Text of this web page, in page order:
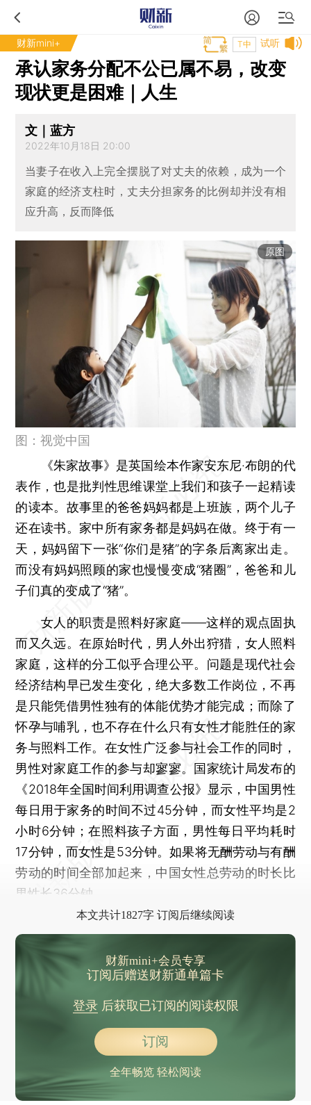
财新mini+ 试听
T中
承认家务分配不公已属不易，改变
现状更是困难｜人生
文｜蓝方
2022年10月18日 20:00
当妻子在收入上完全摆脱了对丈夫的依赖，成为一个
家庭的经济支柱时，丈夫分担家务的比例却并没有相
应升高，反而降低
原图
图：视觉中国
《朱家故事》是英国绘本作家安东尼·布朗的代
表作，也是批判性思维课堂上我们和孩子一起精读
的读本。故事里的爸爸妈妈都是上班族，两个儿子
还在读书。家中所有家务都是妈妈在做。终于有一
天，妈妈留下一张“你们是猪”的字条后离家出走。
而没有妈妈照顾的家也慢慢变成“猪圈”，爸爸和儿
子们真的变成了“猪”。
女人的职责是照料好家庭——这样的观点固执
而又久远。在原始时代，男人外出狩猎，女人照料
家庭，这样的分工似乎合理公平。问题是现代社会
经济结构早已发生变化，绝大多数工作岗位，不再
是只能凭借男性独有的体能优势才能完成；而除了
怀孕与哺乳，也不存在什么只有女性才能胜任的家
务与照料工作。在女性广泛参与社会工作的同时，
男性对家庭工作的参与却寥寥。国家统计局发布的
《2018年全国时间利用调查公报》显示，中国男性
每日用于家务的时间不过45分钟，而女性平均是2
小时6分钟；在照料孩子方面，男性每日平均耗时
17分钟，而女性是53分钟。如果将无酬劳动与有酬
劳动的时间全部加起来，中国女性总劳动的时长比
男性长36分钟。
本文共计1827字 订阅后继续阅读
财新mini+会员专享
订阅后赠送财新通单篇卡
登录后获取已订阅的阅读权限
订阅
全年畅览 轻松阅读